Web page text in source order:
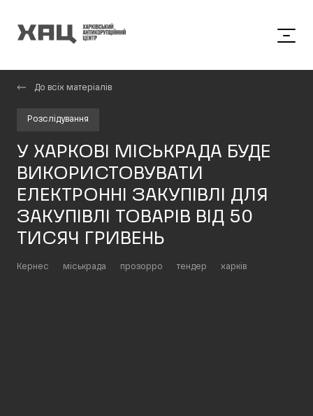
До всіх матеріалів
Розслідування
У ХАРКОВІ МІСЬКРАДА БУДЕ
ВИКОРИСТОВУВАТИ
ЕЛЕКТРОННІ ЗАКУПІВЛІ ДЛЯ
ЗАКУПІВЛІ ТОВАРІВ ВІД 50
ТИСЯЧ ГРИВЕНЬ
Кернес міськрада прозорро тендер харків